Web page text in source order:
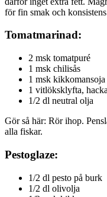
för fin smak och
Tomatmarinad:
2 msk tomatpuré
1 msk chilisås
1 msk kikkomansoja
1 vitlöksklyfta,
1/2 dl neutral olja
Gör så här: Rör ihop.
alla fiskar.
Pestoglaze:
1/2 dl pesto på burk
1/2 dl olivolja